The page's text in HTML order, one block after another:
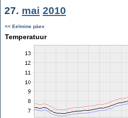
27. mai 2010
<< Eelmine päev
Temperatuur